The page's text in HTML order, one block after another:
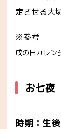
定させる大
※参考
戌の日カレン
お七夜
時期：生